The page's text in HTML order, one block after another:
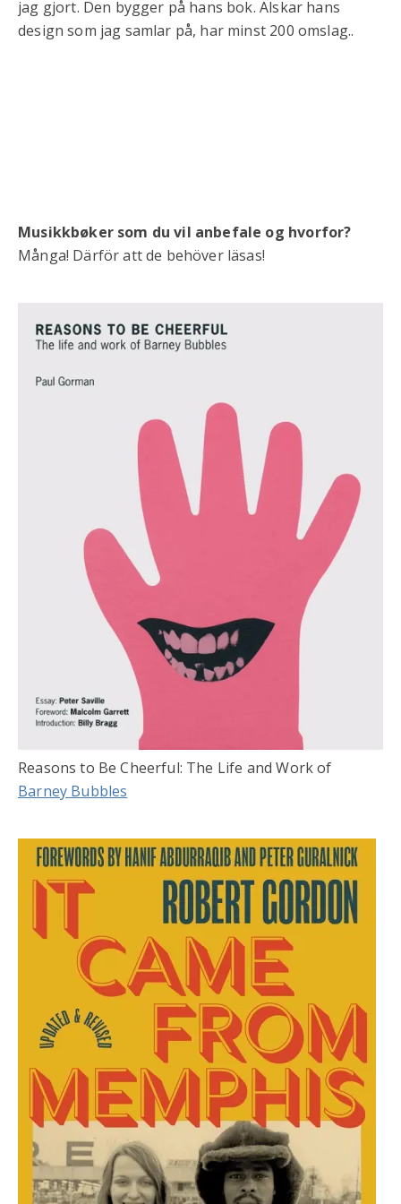
jag gjort. Den bygger på hans bok. Älskar hans
design som jag samlar på, har minst 200 omslag..
Musikkbøker som du vil anbefale og hvorfor?
Många! Därför att de behöver läsas!
Reasons to Be Cheerful: The Life and Work of
Barney Bubbles